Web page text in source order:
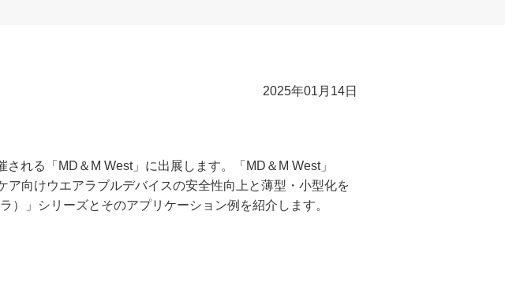
2025年01月14日
れる「MD＆M West」に出展します。「MD＆M West」
向けウエアラブルデバイスの安全性向上と薄型・小型化を
」シリーズとそのアプリケーション例を紹介します。